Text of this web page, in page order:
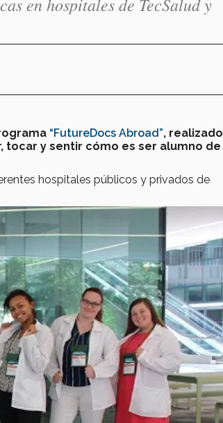
“FutureDocs Abroad”, realizado
tocar y sentir cómo es ser alumno de
hospitales públicos y privados de